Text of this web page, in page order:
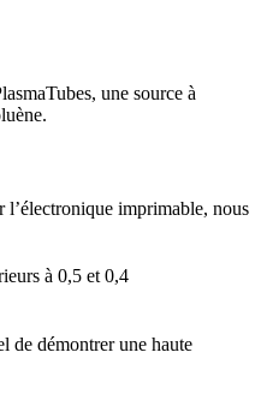
une source à
l’électronique imprimable, nous
à 0,5 et 0,4
de démontrer une haute